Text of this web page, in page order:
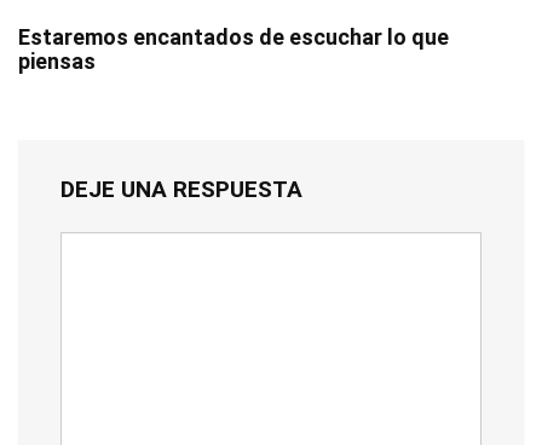
Estaremos encantados de escuchar lo que
piensas
DEJE UNA RESPUESTA